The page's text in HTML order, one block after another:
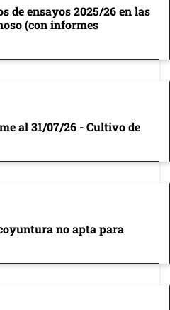
de ensayos 2025/26 en las
(con informes
al 31/07/26 - Cultivo de
no apta para